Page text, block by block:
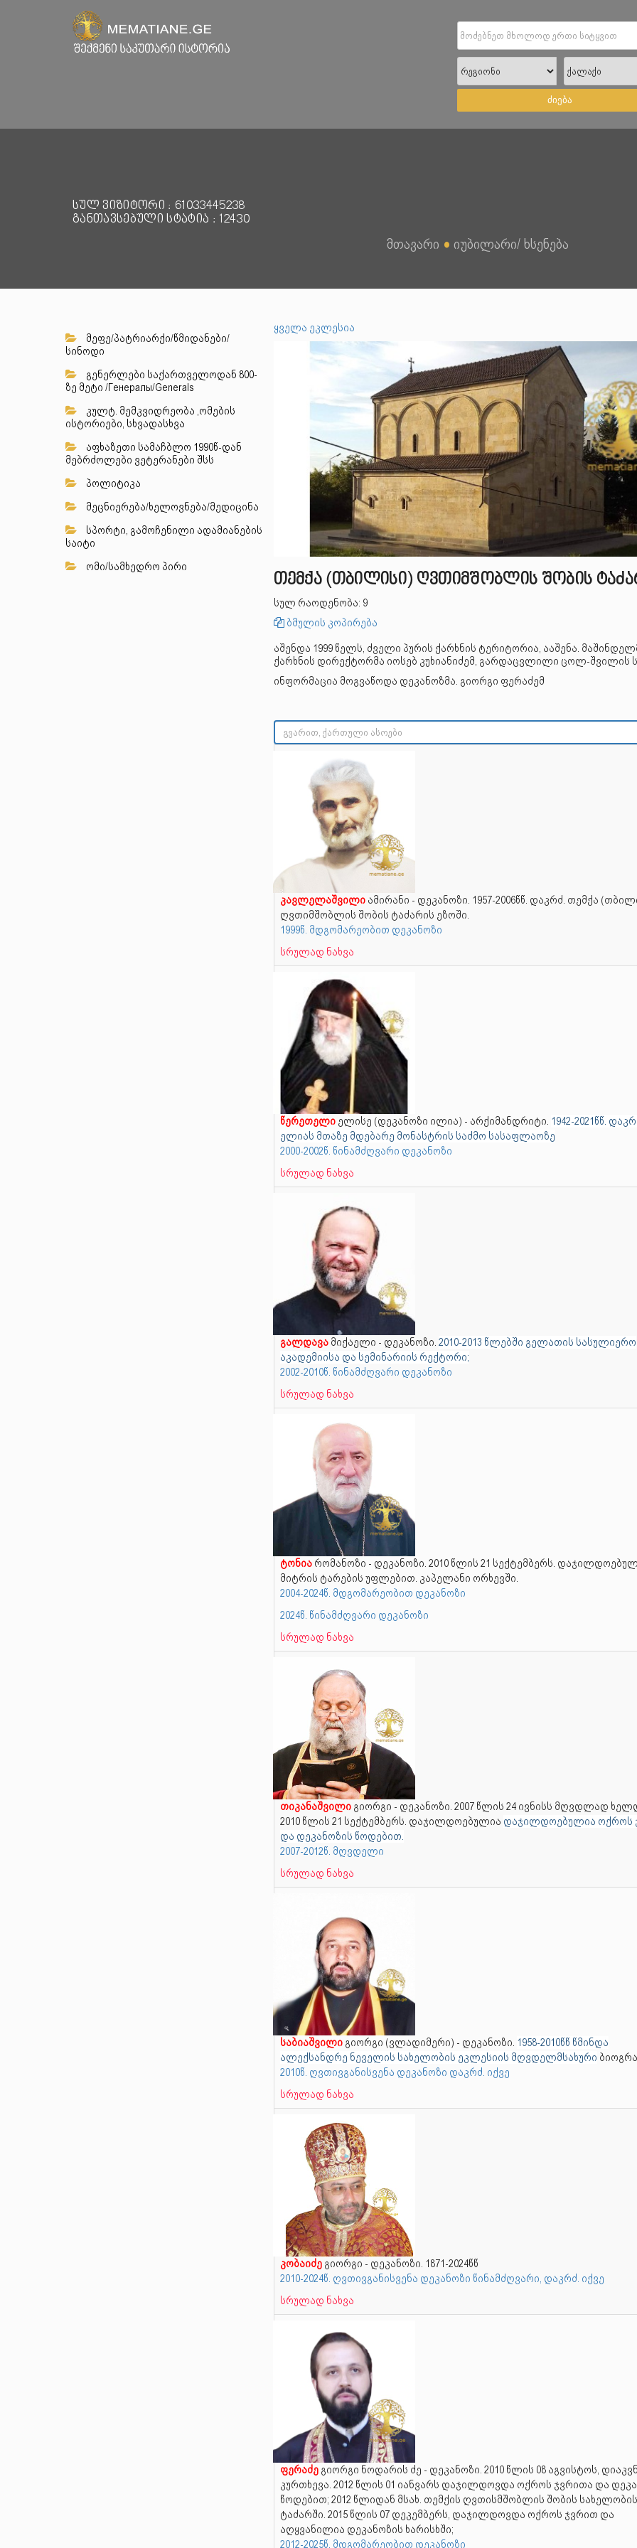
ძიება
სულ ვიზიტორი : 61033445238
განთავსებული სტატია : 12430
მთავარი ● იუბილარი/ ხსენება
მეფე/პატრიარქი/წმიდანები/
სინოდი
გენერლები საქართველოდან 800-
ზე მეტი /Генералы/Generals
კულტ. მემკვიდრეობა ,ომების
ისტორიები, სხვადასხვა
აფხაზეთი სამაჩბლო 1990წ-დან
მებრძოლები ვეტერანები შსს
პოლიტიკა
მეცნიერება/ხელოვნება/მედიცინა
სპორტი, გამოჩენილი ადამიანების
საიტი
ომი/სამხედრო პირი
ყველა ეკლესია
თემქა (თბილისი) ღვთიმშობლის შობის
სულ რაოდენობა: 9
ბმულის კოპირება
აშენდა 1999 წელს, ძველი პურის ქარხნის ტერიტორია, ააშენა.
ქარხნის დირექტორმა იოსებ კუხიანიძემ, გარდაცვლილი ცოლ-შვილის
ინფორმაცია მოგვაწოდა დეკანოზმა. გიორგი ფერაძემ
კავლელაშვილიამირანი - დეკანოზი. 1957-2006წწ. დაკრძ. თემქა
ღვთიმშობლის შობის ტაძარის ეზოში.
1999წ. მდგომარეობით დეკანოზი
სრულად ნახვა
წერეთელიელისე (დეკანოზი ილია) - არქიმანდრიტი. 1942-2021წწ.
ელიას მთაზე მდებარე მონასტრის საძმო სასაფლაოზე
2000-2002წ. წინამძღვარი დეკანოზი
სრულად ნახვა
გალდავამიქაელი - დეკანოზი. 2010-2013 წლებში გელათის სასულიერო
აკადემიისა და სემინარიის რექტორი;
2002-2010წ. წინამძღვარი დეკანოზი
სრულად ნახვა
ტონიარომანოზი - დეკანოზი. 2010 წლის 21 სექტემბერს.
მიტრის ტარების უფლებით. კაპელანი ორხევში.
2004-2024წ. მდგომარეობით დეკანოზი
2024წ. წინამძღვარი დეკანოზი
სრულად ნახვა
თიკანაშვილი გიორგი - დეკანოზი. 2007 წლის 24 ივნისს მღვდლად
2010 წლის 21 სექტემბერს. დაჯილდოებულია დაჯილდოებულია ოქროს
და დეკანოზის წოდებით.
2007-2012წ. მღვდელი
სრულად ნახვა
საბიაშვილიგიორგი (ვლადიმერი) - დეკანოზი. 1958-2010წწ წმინდა
ალექსანდრე ნეველის სახელობის ეკლესიის მღვდელმსახური
2010წ. ღვთივგანისვენა დეკანოზი დაკრძ. იქვე
სრულად ნახვა
კობაიძეგიორგი - დეკანოზი. 1871-2024წწ
2010-2024წ. ღვთივგანისვენა დეკანოზი წინამძღვარი, დაკრძ. იქვე
სრულად ნახვა
ფერაძეგიორგი ნოდარის ძე - დეკანოზი. 2010 წლის 08 აგვისტოს,
კურთხევა. 2012 წლის 01 იანვარს დაჯილდოვდა ოქროს ჯვრითა და
წოდებით; 2012 წლიდან მსახ. თემქის ღვთისმშობლის შობის სახელობის
ტაძარში. 2015 წლის 07 დეკემბერს, დაჯილდოვდა ოქროს ჯვრით და
აღყვანილია დეკანოზის ხარისხში;
2012-2025წ. მდგომარეობით დეკანოზი